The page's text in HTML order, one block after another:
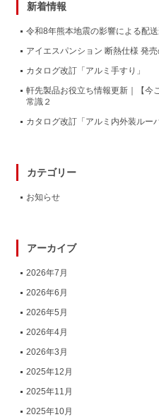
新着情報
令和8年熊本地震の影響による配
アイエスパンション 断熱仕様 発
カタログ改訂「アルミ手すり」
軒先製品お役立ち情報更新｜【今
常識２
カタログ改訂「アルミ内外装ルー
カテゴリー
お知らせ
アーカイブ
2026年7月
2026年6月
2026年5月
2026年4月
2026年3月
2025年12月
2025年11月
2025年10月